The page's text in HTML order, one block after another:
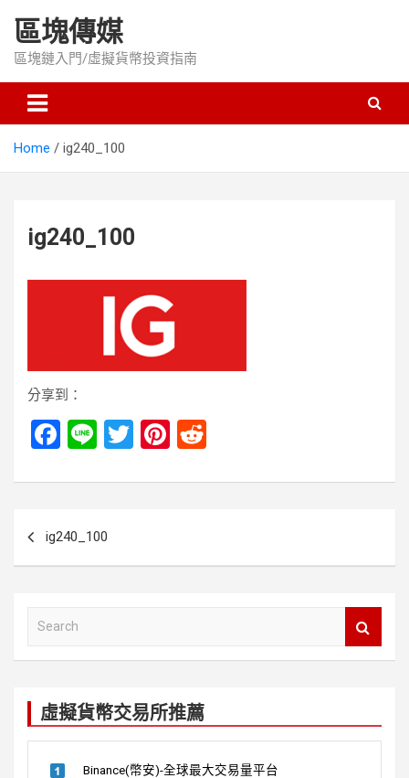
content
區塊傳媒
區塊鏈入門/虛擬貨幣投資指南
Home ig240_100
ig240_100
分享到：
F
ce
b
o
Li
e
T
tt
Pi
er d
ig240_100
虛擬貨幣交易所推薦
Binance(幣安)-全球最大交易量平台